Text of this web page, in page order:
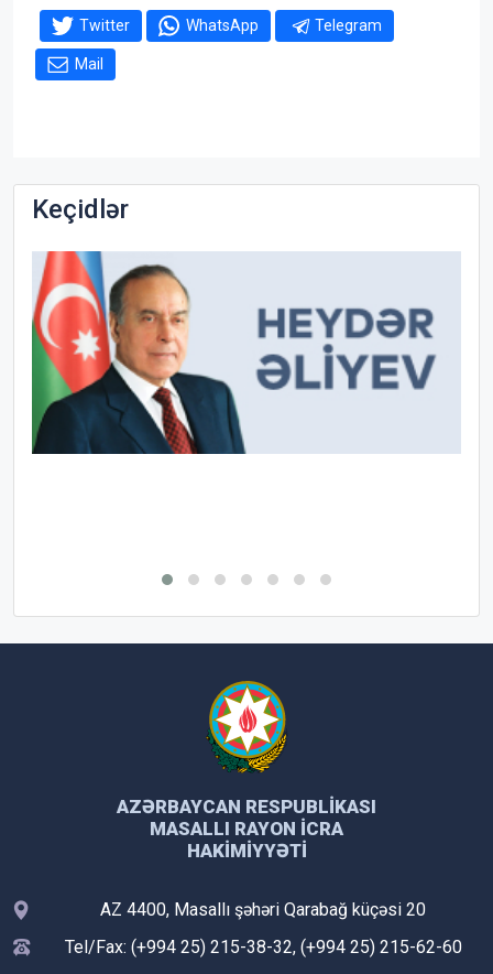
Twitter WhatsApp Telegram
Mail
Keçidlər
AZƏRBAYCAN RESPUBLIKASI
MASALLI RAYON İCRA
HAKIMIYYƏTI
AZ 4400, Masallı şəhəri Qarabağ küçəsi 20
Tel/Fax: (+994 25) 215-38-32, (+994 25) 215-62-60